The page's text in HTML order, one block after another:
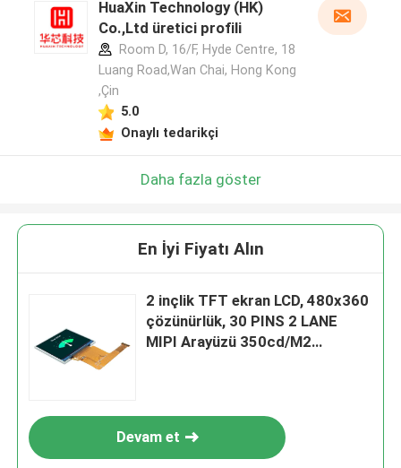
HuaXin Technology (HK)
Co.,Ltd üretici profili
Room D, 16/F, Hyde Centre, 18
Luang Road,Wan Chai, Hong Kong
,Çin
5.0
Onaylı tedarikçi
Daha fazla göster
En İyi Fiyatı Alın
2 inçlik TFT ekran LCD, 480x360
çözünürlük, 30 PINS 2 LANE
MIPI Arayüzü 350cd/M2
Devam et